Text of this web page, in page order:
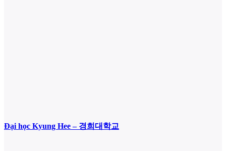
Đại học Kyung Hee – 경희대학교